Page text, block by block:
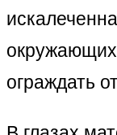
окружающих
ограждать